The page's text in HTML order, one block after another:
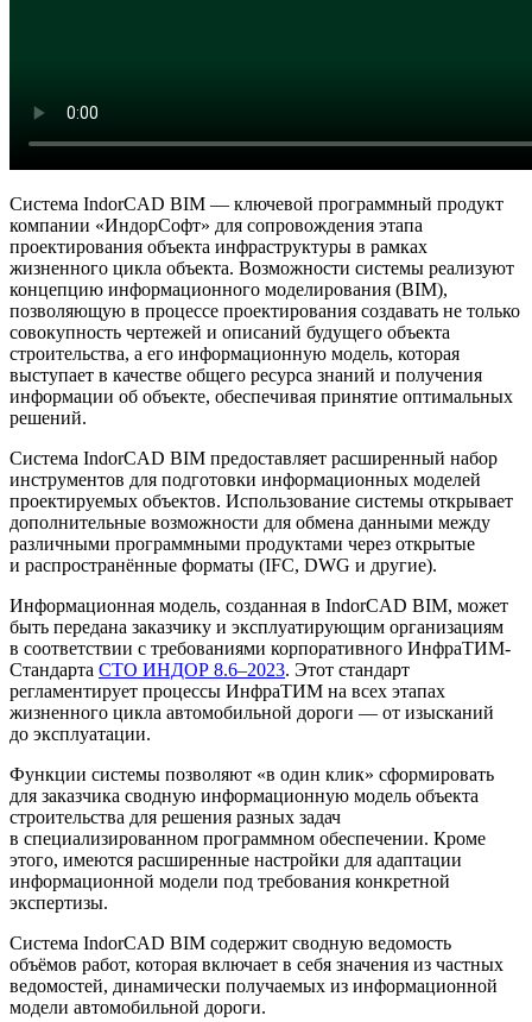
Система IndorCAD BIM — ключевой программный продукт
компании «ИндорСофт» для сопровождения этапа
проектирования объекта инфраструктуры в рамках
жизненного цикла объекта. Возможности системы реализуют
концепцию информационного моделирования (BIM),
позволяющую в процессе проектирования создавать не только
совокупность чертежей и описаний будущего объекта
строительства, а его информационную модель, которая
выступает в качестве общего ресурса знаний и получения
информации об объекте, обеспечивая принятие оптимальных
решений.
Система IndorCAD BIM предоставляет расширенный набор
инструментов для подготовки информационных моделей
проектируемых объектов. Использование системы открывает
дополнительные возможности для обмена данными между
различными программными продуктами через открытые
и распространённые форматы (IFC, DWG и другие).
Информационная модель, созданная в IndorCAD BIM, может
быть передана заказчику и эксплуатирующим организациям
в соответствии с требованиями корпоративного ИнфраТИМ-
Стандарта СТО ИНДОР 8.6–2023. Этот стандарт
регламентирует процессы ИнфраТИМ на всех этапах
жизненного цикла автомобильной дороги — от изысканий
до эксплуатации.
Функции системы позволяют «в один клик» сформировать
для заказчика сводную информационную модель объекта
строительства для решения разных задач
в специализированном программном обеспечении. Кроме
этого, имеются расширенные настройки для адаптации
информационной модели под требования конкретной
экспертизы.
Система IndorCAD BIM содержит сводную ведомость
объёмов работ, которая включает в себя значения из частных
ведомостей, динамически получаемых из информационной
модели автомобильной дороги.